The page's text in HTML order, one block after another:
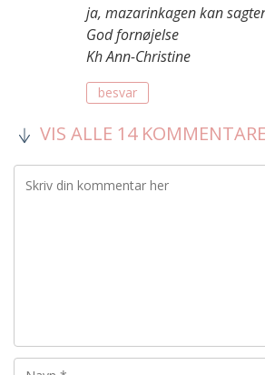
ja, mazarinkagen kan
God fornøjelse
Kh Ann-Christine
besvar
VIS ALLE 14